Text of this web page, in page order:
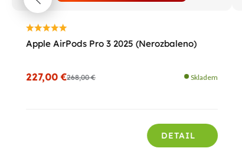
Apple AirPods Pro 3 2025 (Nerozbaleno)
268,00 €
227,00 € Skladem
DETAIL